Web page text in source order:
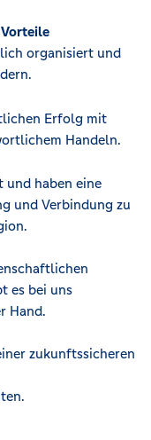
organisiert und
Erfolg mit
Handeln.
haben eine
und Verbindung zu
es bei uns
Hand.
zukunftssicheren